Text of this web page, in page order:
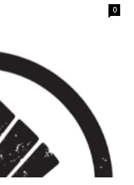
0